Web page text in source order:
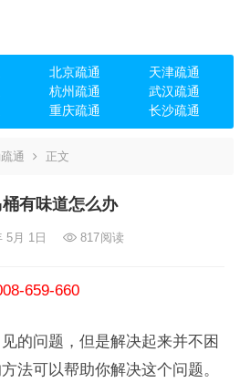
北京疏通
天津疏通
杭州疏通
武汉疏通
重庆疏通 长沙疏通
通 正文
有味道怎么办
5月 1日 817阅读
659-660
的问题，但是解决起来并不困
法可以帮助你解决这个问题。